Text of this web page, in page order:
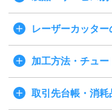
レーザーカッター
加工方法・チュー
取引先台帳・消耗